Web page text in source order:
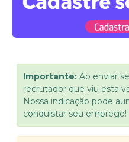
Importante: Ao enviar
recrutador que viu esta
Nossa indicação pode
conquistar seu emprego!